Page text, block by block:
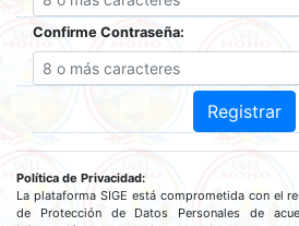
Confirme Contraseña:
Registrar
Política de Privacidad:
La plataforma SIGE está comprometida con el
de Protección de Datos Personales de